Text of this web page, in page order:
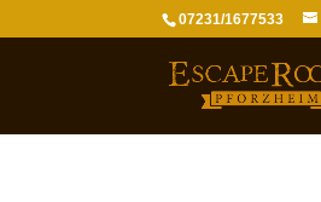
07231/1677533